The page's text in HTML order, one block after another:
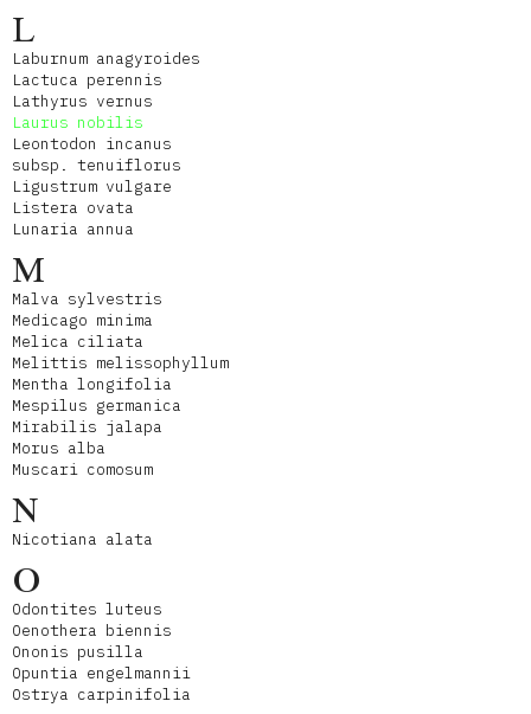
L
Laburnum anagyroides
Lactuca perennis
Lathyrus vernus
Laurus nobilis
Leontodon incanus
subsp. tenuiflorus
Ligustrum vulgare
Listera ovata
Lunaria annua
M
Malva sylvestris
Medicago minima
Melica ciliata
Melittis melissophyllum
Mentha longifolia
Mespilus germanica
Mirabilis jalapa
Morus alba
Muscari comosum
N
Nicotiana alata
O
Odontites luteus
Oenothera biennis
Ononis pusilla
Opuntia engelmannii
Ostrya carpinifolia